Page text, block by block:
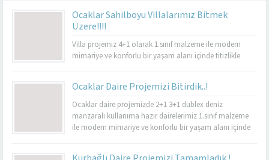
Ocaklar Sahilboyu Villalarımız Bitmek
Üzere!!!!
Villa projemiz 4+1 olarak 1.sınıf malzeme ile modern
mimariye ve konforlu bir yaşam alanı içinde titizlikle
Ocaklar Daire Projemizi Bitirdik..!
Ocaklar daire projemizde 2+1 3+1 dublex deniz
manzaralı kullanıma hazır dairelerimiz 1.sınıf malzeme
ile modern mimariye ve konforlu bir yaşam alanı içinde